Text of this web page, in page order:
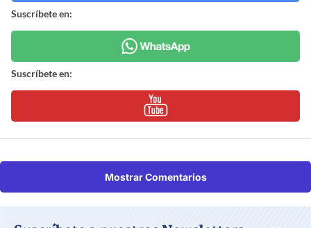
Suscríbete en:
Suscríbete en:
Mostrar Comentarios